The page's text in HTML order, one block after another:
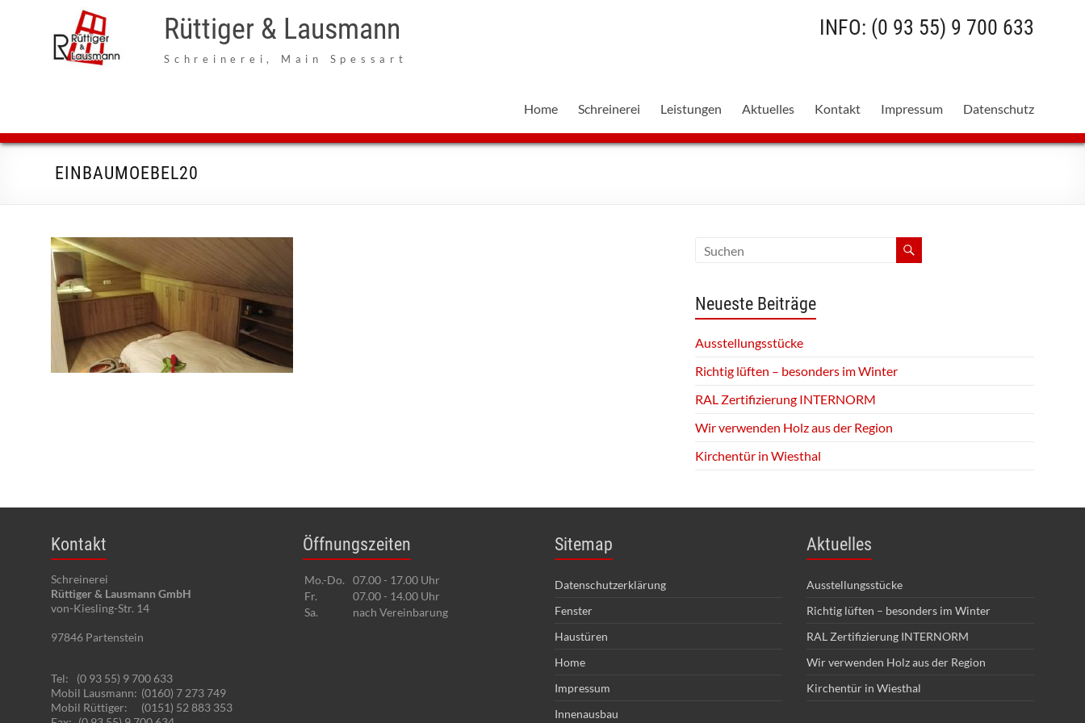
Rüttiger & Lausmann
Schreinerei, Main Spessart
INFO: (0 93 55) 9 700 633
Home Schreinerei Leistungen Aktuelles Kontakt Impressum Datenschutz
EINBAUMOEBEL20
Neueste Beiträge
Ausstellungsstücke
Richtig lüften – besonders im Winter
RAL Zertifizierung INTERNORM
Wir verwenden Holz aus der Region
Kirchentür in Wiesthal
Kontakt
Schreinerei
Rüttiger & Lausmann GmbH
von-Kiesling-Str. 14
97846 Partenstein
Tel:
(0 93 55) 9 700 633
Mobil Lausmann: (0160) 7 273 749
Mobil Rüttiger:
(0151) 52 883 353
Öffnungszeiten
Mo.-Do.
07.00 - 17.00 Uhr
Fr.
07.00 - 14.00 Uhr
Sa.
nach Vereinbarung
Sitemap
Datenschutzerklärung
Fenster
Haustüren
Home
Impressum
Innenausbau
Aktuelles
Ausstellungsstücke
Richtig lüften – besonders im Winter
RAL Zertifizierung INTERNORM
Wir verwenden Holz aus der Region
Kirchentür in Wiesthal